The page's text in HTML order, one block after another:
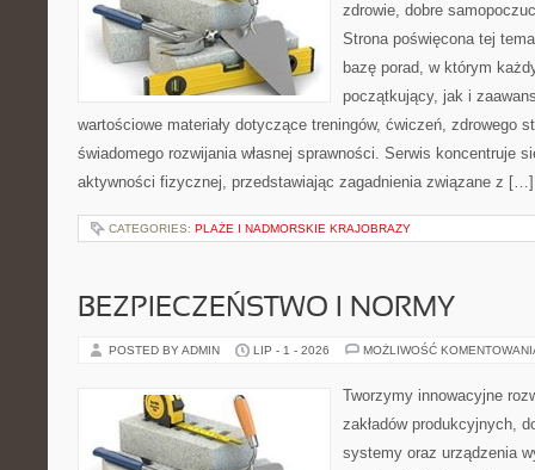
zdrowie, dobre
Strona poświęcona tej
bazę porad, w którym
początkujący, jak i
wartościowe materiały dotyczące treningów, ćwiczeń, zdrowego
świadomego rozwijania własnej sprawności. Serwis koncentruje
aktywności fizycznej, przedstawiając zagadnienia związane z […]
CATEGORIES: PLAŻE I NADMORSKIE KRAJOBRAZY
BEZPIECZEŃSTWO I NORMY
POSTED BY ADMIN LIP - 1 - 2026 MOŻLIWOŚĆ
Tworzymy innowacyjne
zakładów produkcyjnych,
systemy oraz urządzenia